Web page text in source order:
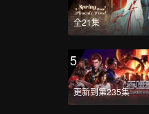
全21集
5
更新到第235集